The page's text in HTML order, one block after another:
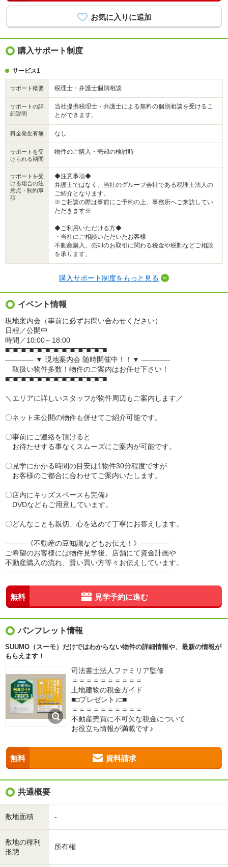
購入サポート制度
サービス1
サポート概要 税理士・弁護士個別相談
サポートの詳
細説明
当社提携税理士・弁護士による無料の個別相談を受けるこ
とができます。
料金発生有無 なし
サポートを受
けられる期間
物件のご購入・売却の検討時
サポートを受
ける場合の注
意点・制約事
項
◆注意事項◆
弁護士ではなく、当社のグループ会社である税理士法人の
ご紹介となります。
※ご相談の際は事前にご予約の上、事務所へご来訪してい
ただきます※
◆ご利用いただける方◆
・当社にご相談いただいたお客様
不動産購入、売却のお取引に関わる税金や税制などご相談
を承ります。
購入サポート制度をもっと見る
イベント情報
現地案内会（事前に必ずお問い合わせください）
日程／公開中
時間／10:00～18:00
■□■□■□■□■□■□■□■□■□■□■□■□■
―――― ▼ 現地案内会 随時開催中！！▼ ――――
取扱い物件多数！物件のご案内はお任せ下さい！
■□■□■□■□■□■□■□■□■□■□■□■□■
＼エリアに詳しいスタッフが物件周辺もご案内します／
〇ネット未公開の物件も併せてご紹介可能です。
〇事前にご連絡を頂けると
お待たせする事なくスムーズにご案内が可能です。
〇見学にかかる時間の目安は1物件30分程度ですが
お客様のご都合に合わせてご案内いたします。
〇店内にキッズスペースも完備♪
DVDなどもご用意しています。
〇どんなことも親切、心を込めて丁寧にお答えします。
―――《不動産の豆知識などもお伝え！》――――
ご希望のお客様には物件見学後、店舗にて資金計画や
不動産購入の流れ、賢い買い方等々お伝えしています。
―――――――――――――――――――――――
無料 見学予約に進む
パンフレット情報
SUUMO（スーモ）だけではわからない物件の詳細情報や、最新の情報が
もらえます！
司法書士法人ファミリア監修
＝＝＝＝＝＝＝＝＝＝
土地建物の税金ガイド
■□プレゼント♪□■
＝＝＝＝＝＝＝＝＝＝
不動産売買に不可欠な税金について
お役立ち情報が満載です♪
無料 資料請求
共通概要
敷地面積 -
敷地の権利
形態
所有権